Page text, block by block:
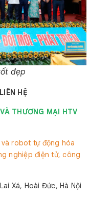
đẹp
HỆ
THƯƠNG MẠI HTV
robot tự động hóa
nghiệp điện tử, công
Xá, Hoài Đức, Hà Nội